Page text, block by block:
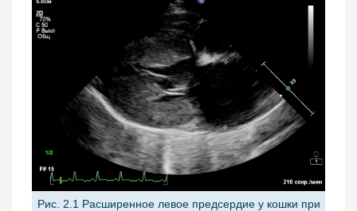
Рис. 2.1 Расширенное левое предсердие у кошки при